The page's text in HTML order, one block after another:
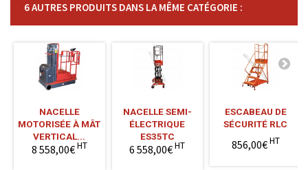
6 AUTRES PRODUITS DANS LA MÊME CATÉGORIE :
NACELLE
MOTORISÉE À MÂT
VERTICAL...
8 558,00€HT
NACELLE SEMI-
ÉLECTRIQUE
ES35TC
6 558,00€ HT
ESCABEAU DE
SÉCURITÉ RLC
856,00€HT